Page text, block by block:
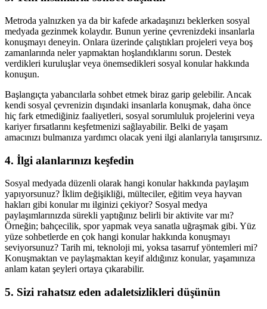
Metroda yalnızken ya da bir kafede arkadaşınızı beklerken sosyal
medyada gezinmek kolaydır. Bunun yerine çevrenizdeki insanlarla
konuşmayı deneyin. Onlara üzerinde çalıştıkları projeleri veya boş
zamanlarında neler yapmaktan hoşlandıklarını sorun. Destek
verdikleri kuruluşlar veya önemsedikleri sosyal konular hakkında
konuşun.
Başlangıçta yabancılarla sohbet etmek biraz garip gelebilir. Ancak
kendi sosyal çevrenizin dışındaki insanlarla konuşmak, daha önce
hiç fark etmediğiniz faaliyetleri, sosyal sorumluluk projelerini veya
kariyer fırsatlarını keşfetmenizi sağlayabilir. Belki de yaşam
amacınızı bulmanıza yardımcı olacak yeni ilgi alanlarıyla tanışırsınız.
4. İlgi alanlarınızı keşfedin
Sosyal medyada düzenli olarak hangi konular hakkında paylaşım
yapıyorsunuz? İklim değişikliği, mülteciler, eğitim veya hayvan
hakları gibi konular mı ilginizi çekiyor? Sosyal medya
paylaşımlarınızda sürekli yaptığınız belirli bir aktivite var mı?
Örneğin; bahçecilik, spor yapmak veya sanatla uğraşmak gibi. Yüz
yüze sohbetlerde en çok hangi konular hakkında konuşmayı
seviyorsunuz? Tarih mi, teknoloji mi, yoksa tasarruf yöntemleri mi?
Konuşmaktan ve paylaşmaktan keyif aldığınız konular, yaşamınıza
anlam katan şeyleri ortaya çıkarabilir.
5. Sizi rahatsız eden adaletsizlikleri düşünün